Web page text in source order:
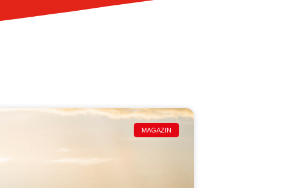
MAGAZIN